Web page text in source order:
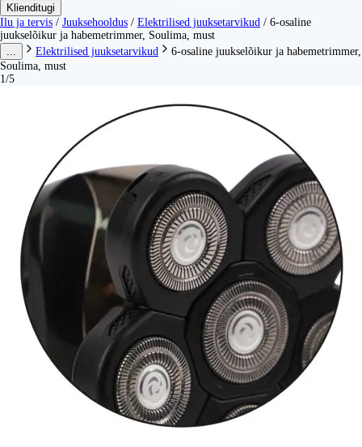
Klienditugi
Ilu ja tervis / Juuksehooldus / Elektrilised juuksetarvikud / 6-osaline
juukselõikur ja habemetrimmer, Soulima, must
Elektrilised juuksetarvikud
6-osaline juukselõikur ja habemetrimmer,
Soulima, must
1/5